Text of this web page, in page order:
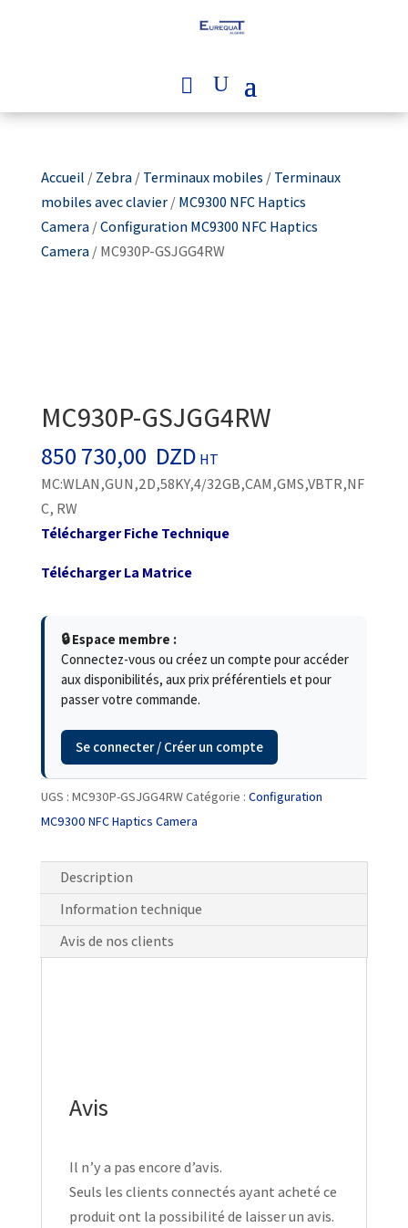
Accueil /Zebra/Terminaux mobiles /Terminaux
mobiles avec clavier/MC9300 NFC Haptics
Camera/Configuration MC9300 NFC Haptics
Camera/ MC930P-GSJGG4RW
MC930P-GSJGG4RW
850 730,00 DZD HT
MC:WLAN,GUN,2D,58KY,4/32GB,CAM,GMS,VBTR,NF
C, RW
Télécharger Fiche Technique
Télécharger La Matrice
🔒 Espace membre :
Connectez-vous ou créez un compte pour accéder
aux disponibilités, aux prix préférentiels et pour
passer votre commande.
Se connecter / Créer un compte
UGS : MC930P-GSJGG4RWCatégorie : Configuration
MC9300 NFC Haptics Camera
Description
Information technique
Avis de nos clients
Avis
Il n’y a pas encore d’avis.
Seuls les clients connectés ayant acheté ce
produit ont la possibilité de laisser un avis.